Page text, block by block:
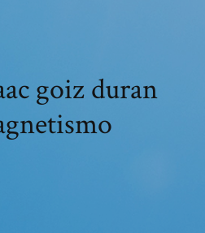
goiz duran